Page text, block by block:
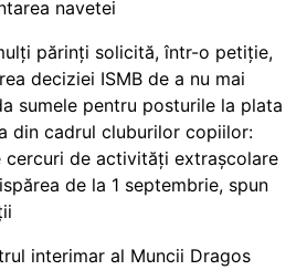
navetei
părinți solicită, într-o petiție,
deciziei ISMB de a nu mai
sumele pentru posturile la plata
din cadrul cluburilor copiilor:
cercuri de activități extrașcolare
de la 1 septembrie, spun
interimar al Muncii Dragos